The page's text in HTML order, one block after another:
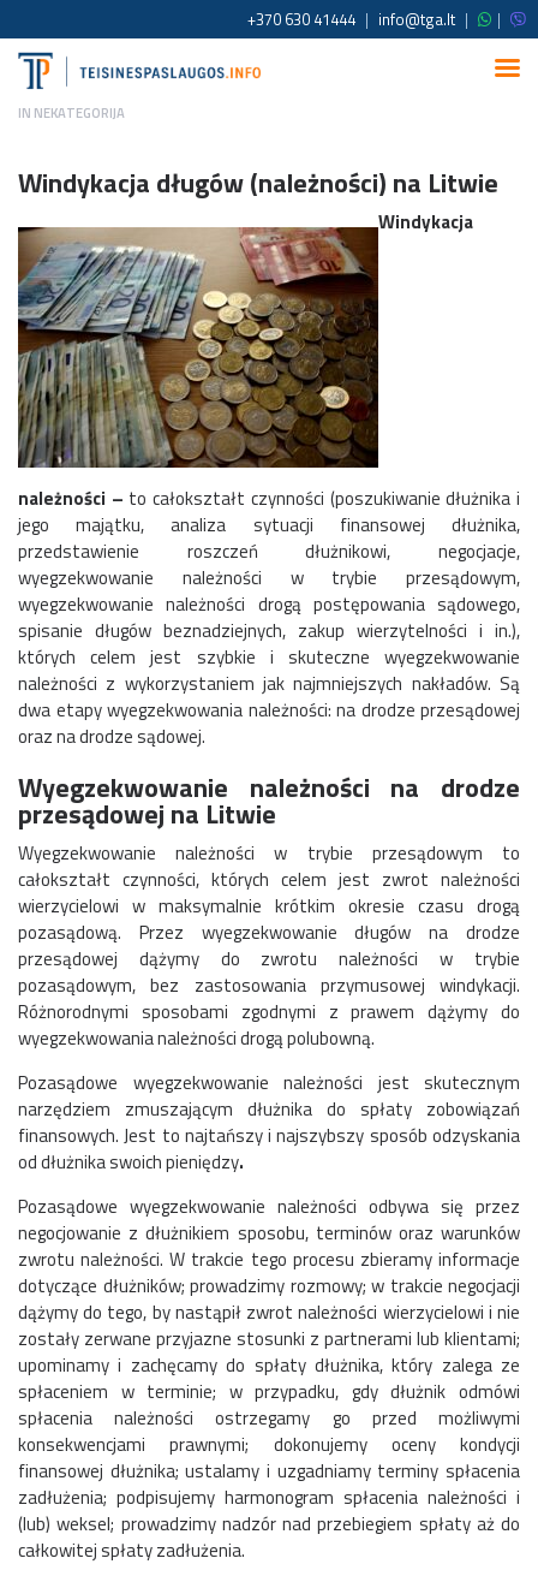
+370 630 41444 | info@tga.lt | |
IN NEKATEGORIJA
Windykacja długów (należności) na Litwie
Windykacja
należności – to całokształt czynności (poszukiwanie dłużnika i
jego majątku, analiza sytuacji finansowej dłużnika,
przedstawienie roszczeń dłużnikowi, negocjacje,
wyegzekwowanie należności w trybie przesądowym,
wyegzekwowanie należności drogą postępowania sądowego,
spisanie długów beznadziejnych, zakup wierzytelności i in.),
których celem jest szybkie i skuteczne wyegzekwowanie
należności z wykorzystaniem jak najmniejszych nakładów. Są
dwa etapy wyegzekwowania należności: na drodze przesądowej
oraz na drodze sądowej.
Wyegzekwowanie należności na drodze
przesądowej na Litwie
Wyegzekwowanie należności w trybie przesądowym to
całokształt czynności, których celem jest zwrot należności
wierzycielowi w maksymalnie krótkim okresie czasu drogą
pozasądową. Przez wyegzekwowanie długów na drodze
przesądowej dążymy do zwrotu należności w trybie
pozasądowym, bez zastosowania przymusowej windykacji.
Różnorodnymi sposobami zgodnymi z prawem dążymy do
wyegzekwowania należności drogą polubowną.
Pozasądowe wyegzekwowanie należności jest skutecznym
narzędziem zmuszającym dłużnika do spłaty zobowiązań
finansowych. Jest to najtańszy i najszybszy sposób odzyskania
od dłużnika swoich pieniędzy.
Pozasądowe wyegzekwowanie należności odbywa się przez
negocjowanie z dłużnikiem sposobu, terminów oraz warunków
zwrotu należności. W trakcie tego procesu zbieramy informacje
dotyczące dłużników; prowadzimy rozmowy; w trakcie negocjacji
dążymy do tego, by nastąpił zwrot należności wierzycielowi i nie
zostały zerwane przyjazne stosunki z partnerami lub klientami;
upominamy i zachęcamy do spłaty dłużnika, który zalega ze
spłaceniem w terminie; w przypadku, gdy dłużnik odmówi
spłacenia należności ostrzegamy go przed możliwymi
konsekwencjami prawnymi; dokonujemy oceny kondycji
finansowej dłużnika; ustalamy i uzgadniamy terminy spłacenia
zadłużenia; podpisujemy harmonogram spłacenia należności i
(lub) weksel; prowadzimy nadzór nad przebiegiem spłaty aż do
całkowitej spłaty zadłużenia.